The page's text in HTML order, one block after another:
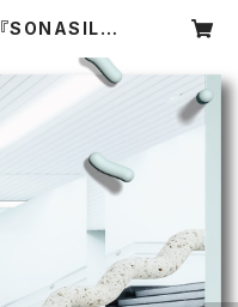
SONASILE』